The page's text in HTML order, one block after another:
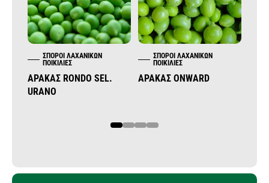
ΣΠΌΡΟΙ ΛΑΧΑΝΙΚΏΝ
ΠΟΙΚΙΛΊΕΣ
ΑΡΑΚΆΣ RONDO SEL.
URANO
ΣΠΌΡΟΙ ΛΑΧΑΝΙΚΏΝ
ΠΟΙΚΙΛΊΕΣ
ΑΡΑΚΆΣ ONWARD
1 2 3 4